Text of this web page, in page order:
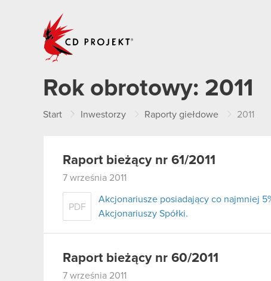
Rok obrotowy: 2011
Start Inwestorzy Raporty giełdowe 2011
Raport bieżący nr 61/2011
7 września 2011
PDF
Akcjonariusze posiadający co najmniej
Akcjonariuszy Spółki.
Raport bieżący nr 60/2011
7 września 2011